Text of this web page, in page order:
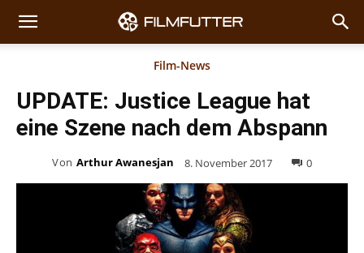
Film-News
UPDATE: Justice League hat
eine Szene nach dem Abspann
Von Arthur Awanesjan 8. November 2017 0